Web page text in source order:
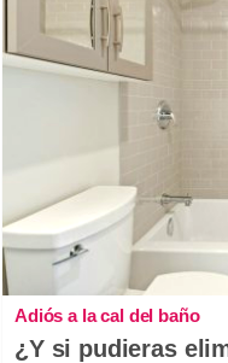
Adiós a la cal del baño
¿Y si pudieras